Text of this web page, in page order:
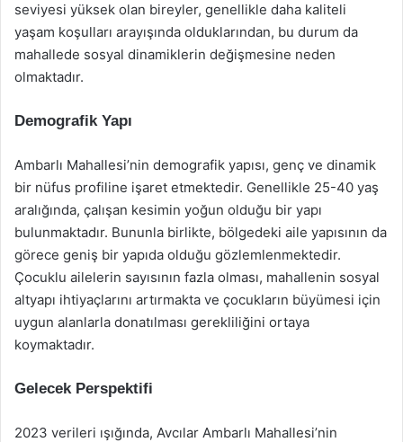
seviyesi yüksek olan bireyler, genellikle daha kaliteli
yaşam koşulları arayışında olduklarından, bu durum da
mahallede sosyal dinamiklerin değişmesine neden
olmaktadır.
Demografik Yapı
Ambarlı Mahallesi’nin demografik yapısı, genç ve dinamik
bir nüfus profiline işaret etmektedir. Genellikle 25-40 yaş
aralığında, çalışan kesimin yoğun olduğu bir yapı
bulunmaktadır. Bununla birlikte, bölgedeki aile yapısının da
görece geniş bir yapıda olduğu gözlemlenmektedir.
Çocuklu ailelerin sayısının fazla olması, mahallenin sosyal
altyapı ihtiyaçlarını artırmakta ve çocukların büyümesi için
uygun alanlarla donatılması gerekliliğini ortaya
koymaktadır.
Gelecek Perspektifi
2023 verileri ışığında, Avcılar Ambarlı Mahallesi’nin